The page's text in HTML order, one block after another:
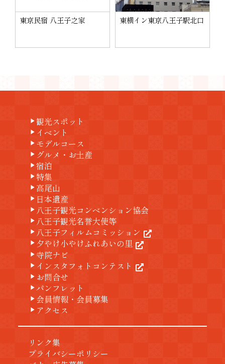
東京民宿 八王子之家 東横イン東京八王子駅北口
play_arrow観光スポット
play_arrow イベント
play_arrow モデルコース
play_arrow グルメ・お土産
play_arrow宿泊
play_arrow 特集
play_arrow 高尾山
play_arrow 日本遺産
play_arrow 八王子観光コンベンション協会
play_arrow 八王子観光名誉大使等
play_arrow 八王子フィルムコミッション
play_arrow 夕やけ小やけふれあいの里
play_arrow 寺院ナビ
play_arrow インスタフォトコンテスト
play_arrow お問合せ
play_arrowパンフレット
play_arrow 会員情報・会員募集
play_arrow アクセス
リンク集
プライバシーポリシー